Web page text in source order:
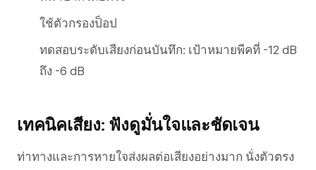
ใช้ตัวกรองป็อป
ทดสอบระดับเสียงก่อนบันทึก: เป้าหมายพีคที่ -12 dB
ถึง -6 dB
เทคนิคเสียง: ฟังดูมั่นใจและชัดเจน
ท่าทางและการหายใจส่งผลต่อเสียงอย่างมาก นั่งตัวตรง